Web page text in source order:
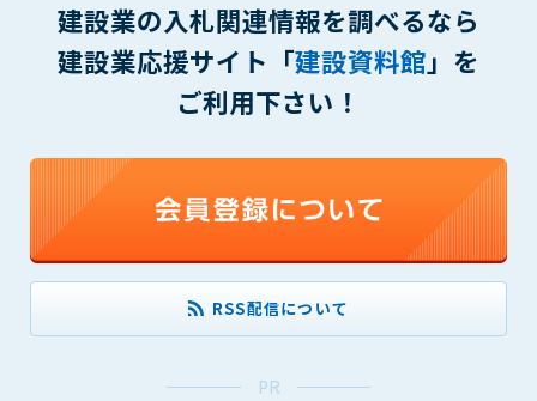
建設業の入札関連情報を調べるなら
建設業応援サイト「建設資料館」を
ご利用下さい！
RSS配信について
PR
(3) 広告掲載料金の支払が遅延した場合
(4) その他、管理者が不適当と判断した場合
第8条（サービスの変更・中止等）
廃止を含み)し、本サービスの運営を中止または廃止することが
できるものとします。これに起因する会員または他の第三者が
被った損害について管理者は､一切の責任をも負わないものと
します。
第9条（会員の個人情報）
会員の氏名、住所、性別、年齢、メールアドレスその他本サー
ビスの提供に関連して管理者が知り得た会員の個人情報（以下